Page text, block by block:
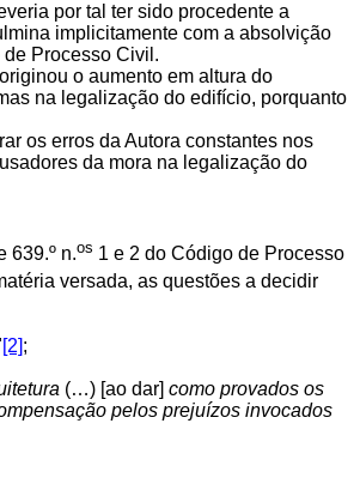
por tal ter sido procedente a
implicitamente com a absolvição
de Processo Civil.
o aumento em altura do
na legalização do edifício, porquanto
os erros da Autora constantes nos
da mora na legalização do
639.º n.os 1 e 2 do Código de Processo
versada, as questões a decidir
[2];
(…) [ao dar] como provados os
pelos prejuízos invocados